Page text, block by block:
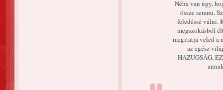
Néha van úgy,
össze semmi.
feledéssé válni.
megszokásból
megitatja veled a
az egész
HAZUGSÁG,